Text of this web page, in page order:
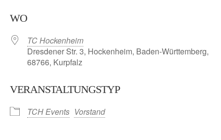
WO
TC Hockenheim
Dresdener Str. 3, Hockenheim, Baden-Württemberg,
68766, Kurpfalz
VERANSTALTUNGSTYP
TCH Events Vorstand